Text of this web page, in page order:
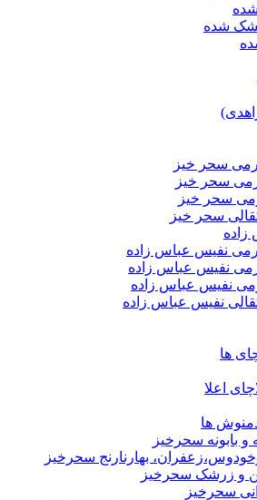
شده
سحر خیز
سحر خیز
سحر خیز
سحر خیز
نفیس عباس زاده
نفیس عباس زاده
نفیس عباس زاده
نفیس عباس زاده
ها
اعلا
ها
و بابونه سحرخیز
بهارنارنج سحرخیز
و زرشک سحرخیز
سحرخیز